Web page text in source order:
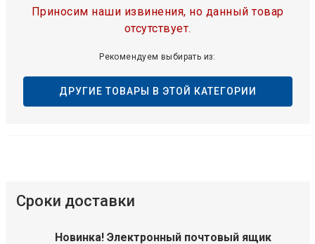
Приносим наши извинения, но данный товар
отсутствует.
Рекомендуем выбирать из:
ДРУГИЕ ТОВАРЫ В ЭТОЙ КАТЕГОРИИ
Сроки доставки
Новинка! Электронный почтовый ящик